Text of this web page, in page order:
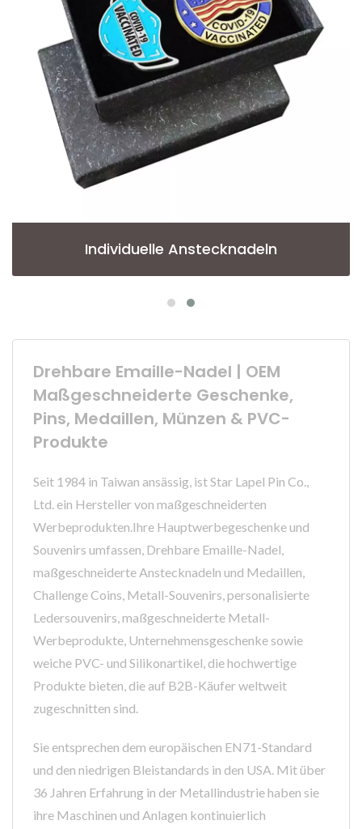
Individuelle Anstecknadeln
Drehbare Emaille-Nadel | OEM
Maßgeschneiderte Geschenke,
Pins, Medaillen, Münzen & PVC-
Produkte
Seit 1984 in Taiwan ansässig, ist Star Lapel Pin Co.,
Ltd. ein Hersteller von maßgeschneiderten
Werbeprodukten.Ihre Hauptwerbegeschenke und
Souvenirs umfassen, Drehbare Emaille-Nadel,
maßgeschneiderte Anstecknadeln und Medaillen,
Challenge Coins, Metall-Souvenirs, personalisierte
Ledersouvenirs, maßgeschneiderte Metall-
Werbeprodukte, Unternehmensgeschenke sowie
weiche PVC- und Silikonartikel, die hochwertige
Produkte bieten, die auf B2B-Käufer weltweit
zugeschnitten sind.
Sie entsprechen dem europäischen EN71-Standard
und den niedrigen Bleistandards in den USA. Mit über
36 Jahren Erfahrung in der Metallindustrie haben sie
ihre Maschinen und Anlagen kontinuierlich